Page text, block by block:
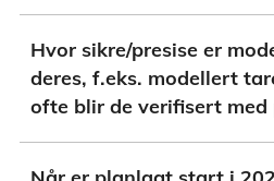
Hvor sikre/presise er
deres, f.eks. modellert
ofte blir de verifisert med